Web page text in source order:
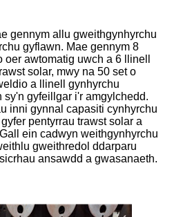
gennym allu gweithgynhyrchu
gyflawn. Mae gennym 8
oer awtomatig uwch a 6 llinell
solar, mwy na 50 set o
a llinell gynhyrchu
gyfeillgar i'r amgylchedd.
inni gynnal capasiti cynhyrchu
pentyrrau trawst solar a
ein cadwyn weithgynhyrchu
gweithredol ddarparu
ansawdd a gwasanaeth.